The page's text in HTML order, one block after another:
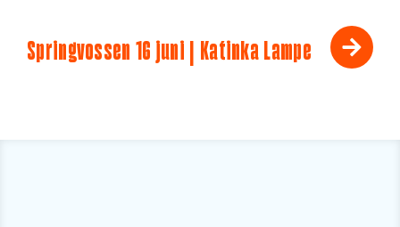
Springvossen 16 juni | Katinka Lampe